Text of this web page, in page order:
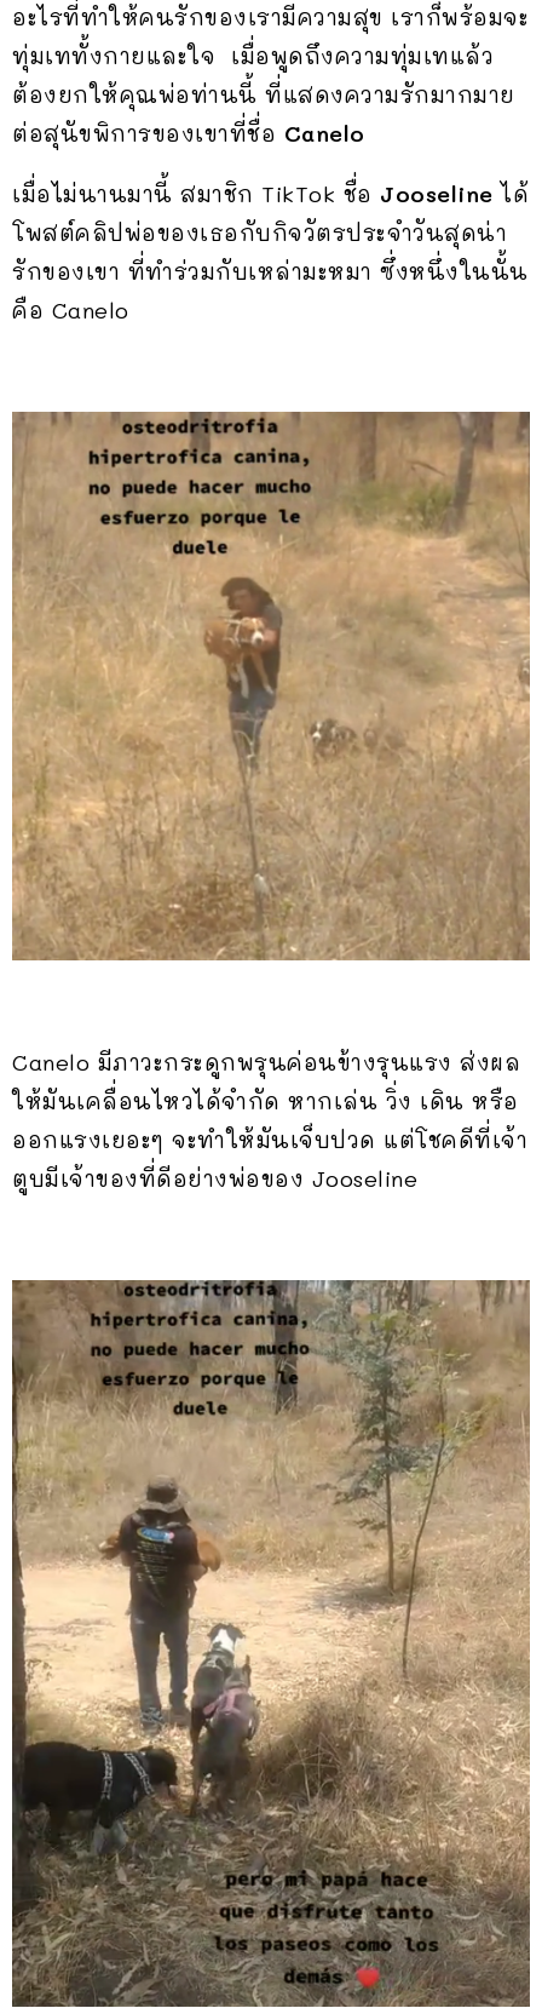
อะไรที่ทำให้คนรักของเรามีความสุข เราก็พร้อมจะ
ทุ่มเททั้งกายและใจ เมื่อพูดถึงความทุ่มเทแล้ว
ต้องยกให้คุณพ่อท่านนี้ ที่แสดงความรักมากมาย
ต่อสุนัขพิการของเขาที่ชื่อ Canelo
เมื่อไม่นานมานี้ สมาชิก TikTok ชื่อ Jooseline ได้
โพสต์คลิปพ่อของเธอกับกิจวัตรประจำวันสุดน่า
รักของเขา ที่ทำร่วมกับเหล่ามะหมา ซึ่งหนึ่งในนั้น
คือ Canelo
Canelo มีภาวะกระดูกพรุนค่อนข้างรุนแรง ส่งผล
ให้มันเคลื่อนไหวได้จำกัด หากเล่น วิ่ง เดิน หรือ
ออกแรงเยอะๆ จะทำให้มันเจ็บปวด แต่โชคดีที่เจ้า
ตูบมีเจ้าของที่ดีอย่างพ่อของ Jooseline